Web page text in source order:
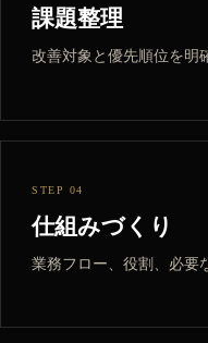
課題整理
改善対象と優先順位を明
STEP 04
仕組みづくり
業務フロー、役割、必要